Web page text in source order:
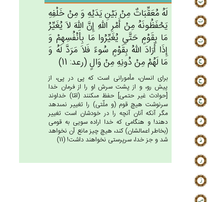
لَه‌ُ مُعَقِّبَات‌ٌ مِنْ‌ بَيْن‌ِ يَدَيْه‌ِ وَ مِن‌ْ خَلْفِه‌ِ
يَحْفَظُونَه‌ُ مِن‌ْ أَمْرِ الله‌ِ إِن‌َّ الله‌َ لاَ يُغَيِّرُ
مَا بِقَوْم‌ٍ حَتَّي‌ يُغَيِّرُوا مَا بِأَنْفُسِهِم‌ْ وَ
إِذَا أَرَادَ الله‌ُ بِقَوْم‌ٍ سُوءً فَلاَ مَرَدَّ لَه‌ُ وَ
مَا لَهُمْ‌ مِنْ‌ دُونِه‌ِ مِنْ‌ وَال‌ٍ (رعد: 11)
براى انسان، مأمورانى است كه پى در پى، از
پيش رو، و از پشت سرش او را از فرمان خدا
[حوادث غير حتمى‏] حفظ مى‏كنند (امّا) خداوند
سرنوشت هيچ قوم (و ملّتى) را تغيير نمى‏دهد
مگر آنكه آنان آنچه را در خودشان است تغيير
دهند! و هنگامى كه خدا اراده سويى به قومى
(بخاطر اعمالشان) كند، هيچ چيز مانع آن نخواهد
شد و جز خدا، سرپرستى نخواهند داشت! (11)